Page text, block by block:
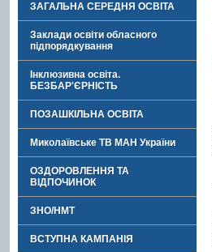
ЗАГАЛЬНА СЕРЕДНЯ ОСВІТА
Заклади освіти обласного
підпорядкування
Інклюзивна освіта.
БЕЗБАР'ЄРНІСТЬ
ПОЗАШКІЛЬНА ОСВІТА
Миколаївське ТВ МАН України
ОЗДОРОВЛЕННЯ ТА
ВІДПОЧИНОК
ЗНО/НМТ
ВСТУПНА КАМПАНІЯ